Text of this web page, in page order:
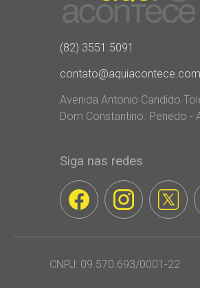
(82) 3551.5091
Avenida Antonio Candido
Dom Constantino. Penedo -
Siga nas redes
CNPJ: 09.570.693/0001-22